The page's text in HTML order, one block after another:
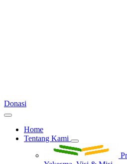
Donasi
Home
Tentang Kami